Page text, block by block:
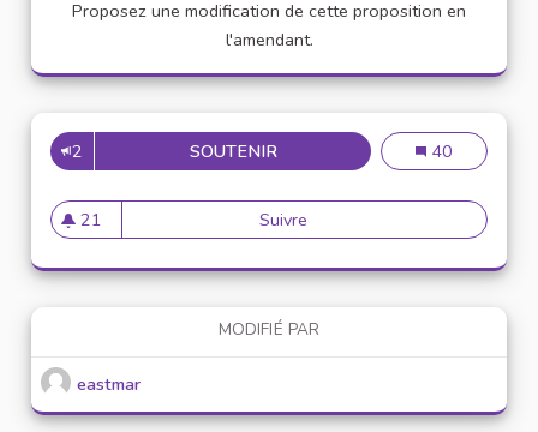
Proposez une modification de cette proposition en
l'amendant.
2 SOUTENIRMISE EN PLACE DE RÉUNION
Mise en place
40
21
21 abonnés
Suivre Mise en place de réunion de
MODIFIÉ PAR
eastmar